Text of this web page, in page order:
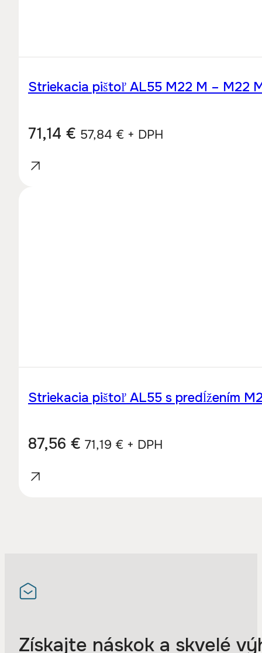
Striekacia pištoľ AL55 M22 M – M22
71,14 € 57,84 € + DPH
Striekacia pištoľ AL55 s predĺžením
87,56 € 71,19 € + DPH
Získajte náskok a skvelé